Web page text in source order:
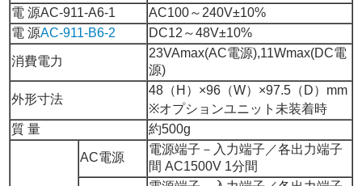
電 源AC-911-A6-1
AC100～240V±10%
電 源AC-911-B6-2 DC12～48V±10%
消費電力
23VAmax(AC電源),11Wmax(DC電
源)
外形寸法
48（H）×96（W）×97.5（D）mm
※オプションユニット未装着時
質 量
約500g
AC電源
電源端子－入力端子／各出力端子
間 AC1500V 1分間